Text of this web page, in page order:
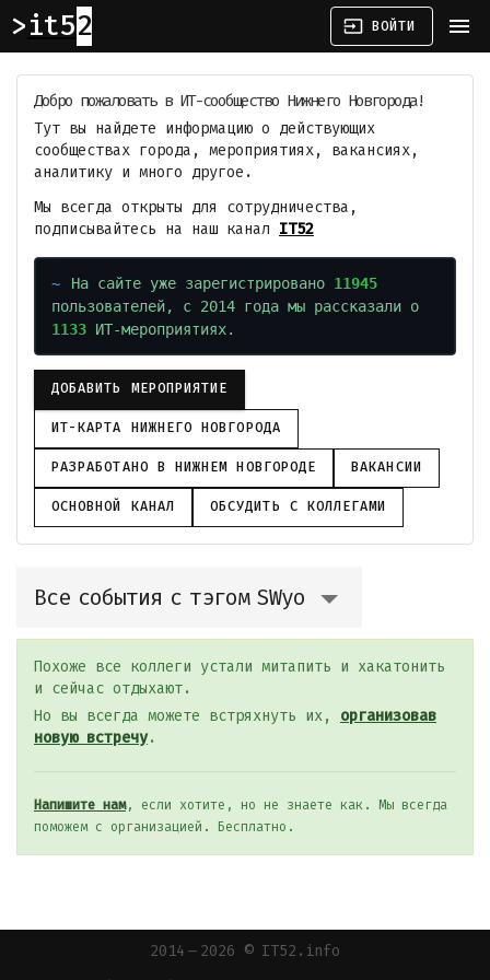
it52 input ВОЙТИ menu
Добро пожаловать в ИТ-сообщество Нижнего Новгорода!
Тут вы найдете информацию о действующих
сообществах города, мероприятиях, вакансиях,
аналитику и много другое.
Мы всегда открыты для сотрудничества,
подписывайтесь на наш канал IT52
На сайте уже зарегистрировано 11945
пользователей, с 2014 года мы рассказали о
1133 ИТ-мероприятиях.
ДОБАВИТЬ МЕРОПРИЯТИЕ
ИТ-КАРТА НИЖНЕГО НОВГОРОДА
РАЗРАБОТАНО В НИЖНЕМ НОВГОРОДЕ ВАКАНСИИ
ОСНОВНОЙ КАНАЛ ОБСУДИТЬ С КОЛЛЕГАМИ
Все события с тэгом SWyo
Похоже все коллеги устали митапить и хакатонить
и сейчас отдыхают.
Но вы всегда можете встряхнуть их, организовав
новую встречу.
Напишите нам, если хотите, но не знаете как. Мы всегда
поможем с организацией. Бесплатно.
2014 — 2026 © IT52.info